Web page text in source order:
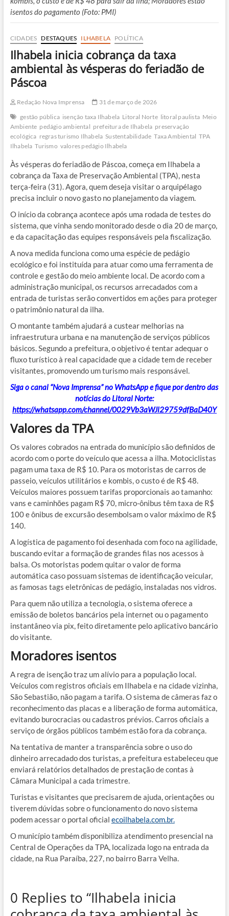
isentos do pagamento (Foto: PMI)
CIDADES DESTAQUES ILHABELA POLÍTICA
Ilhabela inicia cobrança da taxa
ambiental às vésperas do feriadão de
Páscoa
Redação Nova Imprensa
31 de março de 2026
gestão pública isenção taxa Ilhabela Litoral Norte litoral paulista Meio
Ambiente pedágio ambiental prefeitura de Ilhabela preservação
ecológica regras turismo Ilhabela Sustentabilidade Taxa Ambiental TPA
Ilhabela Turismo valores pedágio Ilhabela
Às vésperas do feriadão de Páscoa, começa em Ilhabela a
cobrança da Taxa de Preservação Ambiental (TPA), nesta
terça-feira (31). Agora, quem deseja visitar o arquipélago
precisa incluir o novo gasto no planejamento da viagem.
O início da cobrança acontece após uma rodada de testes do
sistema, que vinha sendo monitorado desde o dia 20 de março,
e da capacitação das equipes responsáveis pela fiscalização.
A nova medida funciona como uma espécie de pedágio
ecológico e foi instituída para atuar como uma ferramenta de
controle e gestão do meio ambiente local. De acordo com a
administração municipal, os recursos arrecadados com a
entrada de turistas serão convertidos em ações para proteger
o patrimônio natural da ilha.
O montante também ajudará a custear melhorias na
infraestrutura urbana e na manutenção de serviços públicos
básicos. Segundo a prefeitura, o objetivo é tentar adequar o
fluxo turístico à real capacidade que a cidade tem de receber
visitantes, promovendo um turismo mais responsável.
Siga o canal “Nova Imprensa” no WhatsApp e fique por dentro das
notícias do Litoral Norte:
https://whatsapp.com/channel/0029Vb3aWJl29759dfBaD40Y
Valores da TPA
Os valores cobrados na entrada do município são definidos de
acordo com o porte do veículo que acessa a ilha. Motociclistas
pagam uma taxa de R$ 10. Para os motoristas de carros de
passeio, veículos utilitários e kombis, o custo é de R$ 48.
Veículos maiores possuem tarifas proporcionais ao tamanho:
vans e caminhões pagam R$ 70, micro-ônibus têm taxa de R$
100 e ônibus de excursão desembolsam o valor máximo de R$
140.
A logística de pagamento foi desenhada com foco na agilidade,
buscando evitar a formação de grandes filas nos acessos à
balsa. Os motoristas podem quitar o valor de forma
automática caso possuam sistemas de identificação veicular,
as famosas tags eletrônicas de pedágio, instaladas nos vidros.
Para quem não utiliza a tecnologia, o sistema oferece a
emissão de boletos bancários pela internet ou o pagamento
instantâneo via pix, feito diretamente pelo aplicativo bancário
do visitante.
Moradores isentos
A regra de isenção traz um alívio para a população local.
Veículos com registros oficiais em Ilhabela e na cidade vizinha,
São Sebastião, não pagam a tarifa. O sistema de câmeras faz o
reconhecimento das placas e a liberação de forma automática,
evitando burocracias ou cadastros prévios. Carros oficiais a
serviço de órgãos públicos também estão fora da cobrança.
Na tentativa de manter a transparência sobre o uso do
dinheiro arrecadado dos turistas, a prefeitura estabeleceu que
enviará relatórios detalhados de prestação de contas à
Câmara Municipal a cada trimestre.
Turistas e visitantes que precisarem de ajuda, orientações ou
tiverem dúvidas sobre o funcionamento do novo sistema
podem acessar o portal oficial ecoilhabela.com.br.
O município também disponibiliza atendimento presencial na
Central de Operações da TPA, localizada logo na entrada da
cidade, na Rua Paraíba, 227, no bairro Barra Velha.
0 Replies to “Ilhabela inicia